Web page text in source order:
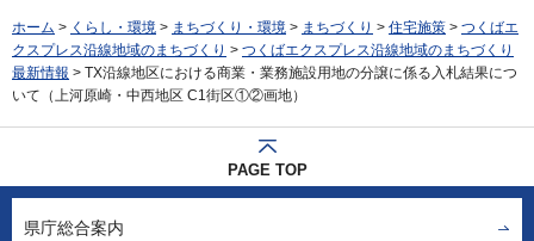
ホーム > くらし・環境 > まちづくり・環境 > まちづくり > 住宅施策 > つくばエ
クスプレス沿線地域のまちづくり > つくばエクスプレス沿線地域のまちづくり
最新情報 > TX沿線地区における商業・業務施設用地の分譲に係る入札結果につ
いて（上河原崎・中西地区 C1街区①②画地）
PAGE TOP
県庁総合案内